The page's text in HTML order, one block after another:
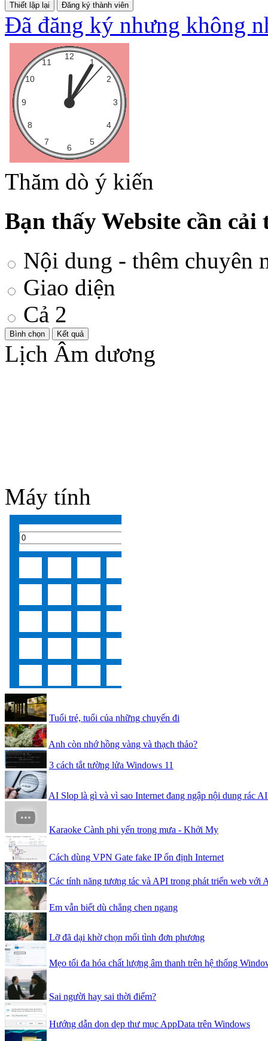
Đã đăng ký nhưng không
Thăm dò ý kiến
Bạn thấy Website cần cải
Nội dung - thêm chuyên
Giao diện
Cả 2
Lịch Âm dương
Máy tính
Tuổi trẻ, tuổi của những chuyến đi
Anh còn nhớ hồng vàng và thạch thảo?
3 cách tắt tường lửa Windows 11
AI Slop là gì và vì sao Internet đang ngập nội dung rác
Karaoke Cành phi yến trong mưa - Khởi My
Cách dùng VPN Gate fake IP ổn định Internet
Các tính năng tương tác và API trong phát triển web với
Em vẫn biết dù chẳng chen ngang
Lỡ đã dại khờ chọn mối tình đơn phương
Mẹo tối đa hóa chất lượng âm thanh trên hệ thống
Sai người hay sai thời điểm?
Hướng dẫn dọn dẹp thư mục AppData trên Windows